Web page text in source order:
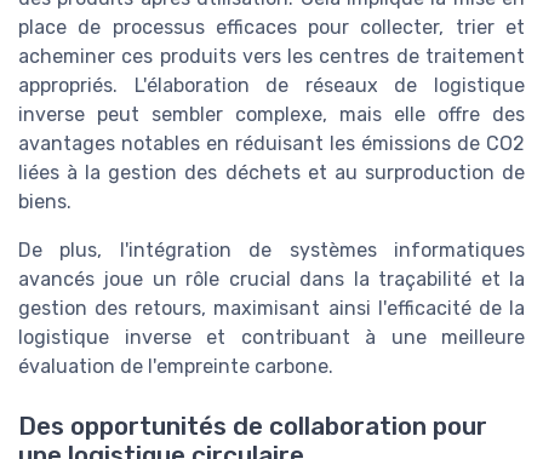
place de processus efficaces pour collecter, trier et
acheminer ces produits vers les centres de traitement
appropriés. L'élaboration de réseaux de logistique
inverse peut sembler complexe, mais elle offre des
avantages notables en réduisant les émissions de CO2
liées à la gestion des déchets et au surproduction de
biens.
De plus, l'intégration de systèmes informatiques
avancés joue un rôle crucial dans la traçabilité et la
gestion des retours, maximisant ainsi l'efficacité de la
logistique inverse et contribuant à une meilleure
évaluation de l'empreinte carbone.
Des opportunités de collaboration pour